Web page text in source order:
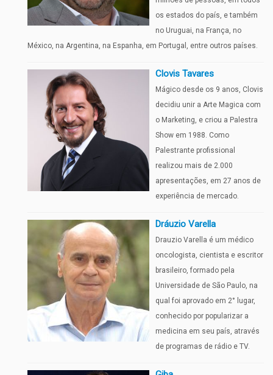
os estados do país, e também
no Uruguai, na França, no
México, na Argentina, na Espanha, em Portugal, entre outros países.
Clovis Tavares
Mágico desde os 9 anos, Clovis
decidiu unir a Arte Magica com
o Marketing, e criou a Palestra
Show em 1988. Como
Palestrante profissional
realizou mais de 2.000
apresentações, em 27 anos de
experiência de mercado.
Dráuzio Varella
Drauzio Varella é um médico
oncologista, cientista e escritor
brasileiro, formado pela
Universidade de São Paulo, na
qual foi aprovado em 2° lugar,
conhecido por popularizar a
medicina em seu país, através
de programas de rádio e TV.